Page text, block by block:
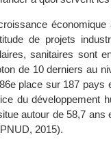
de projets
sanitaires sont
de 10 derniers au
place sur 187 pays
du développement
autour de 58,7 ans
2015).